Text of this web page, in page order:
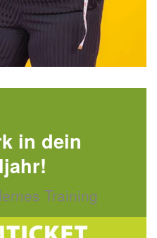
in dein
Training